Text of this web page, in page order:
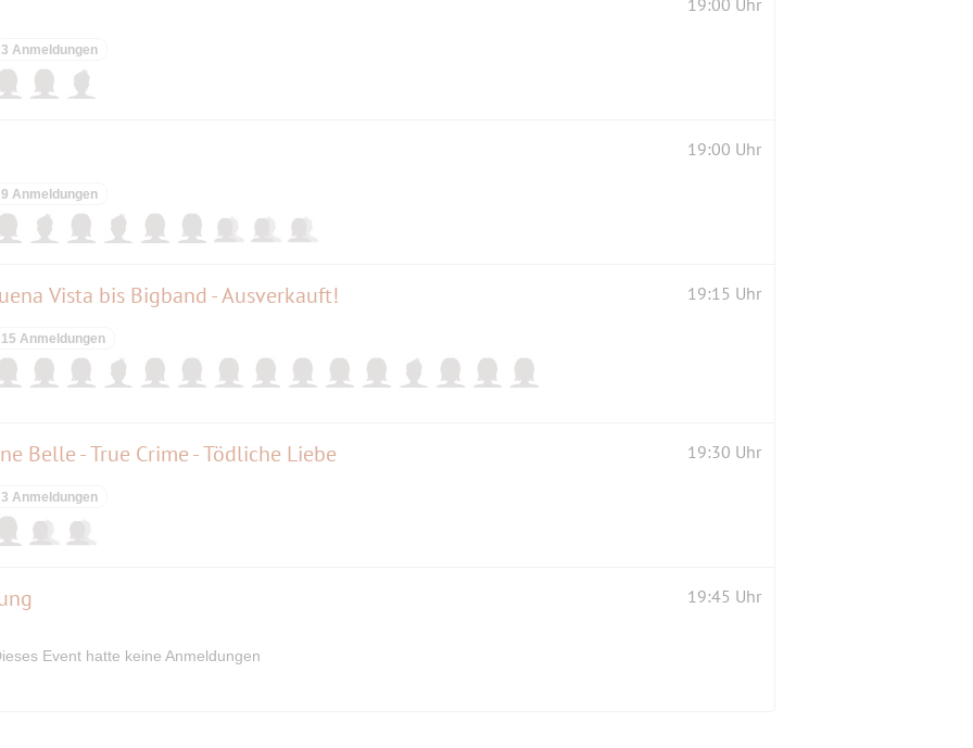
3 Anmeldungen
19:00 Uhr
9 Anmeldungen
Vista bis Bigband - Ausverkauft! 19:15 Uhr
15 Anmeldungen
Belle - True Crime - Tödliche Liebe 19:30 Uhr
3 Anmeldungen
19:45 Uhr
Event hatte keine Anmeldungen